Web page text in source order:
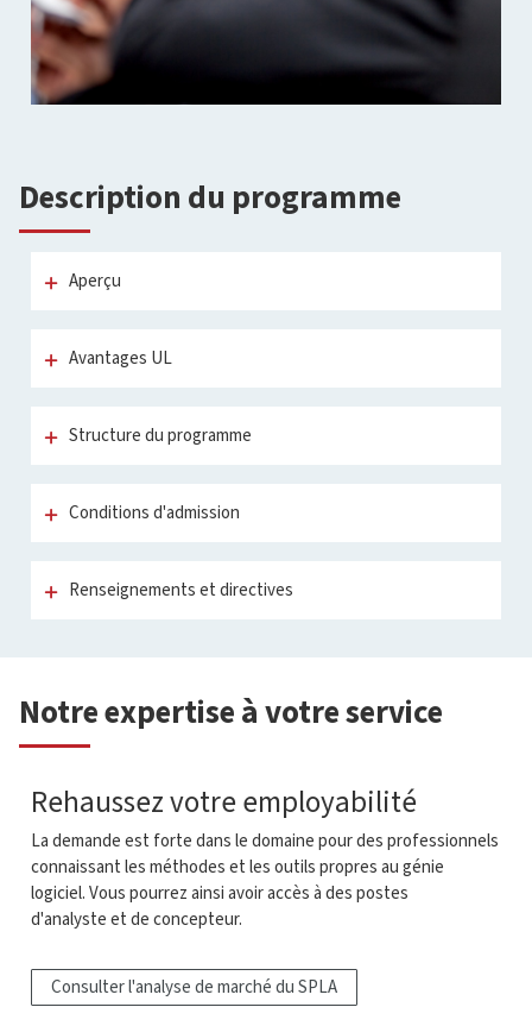
Description du programme
Aperçu
Avantages UL
Structure du programme
Conditions d'admission
Renseignements et directives
Notre expertise à votre service
Rehaussez votre employabilité
La demande est forte dans le domaine pour des professionnels
connaissant les méthodes et les outils propres au génie
logiciel. Vous pourrez ainsi avoir accès à des postes
d'analyste et de concepteur.
Consulter l'analyse de marché du SPLA